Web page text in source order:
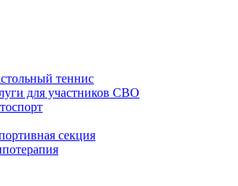
теннис
для участников СВО
секция